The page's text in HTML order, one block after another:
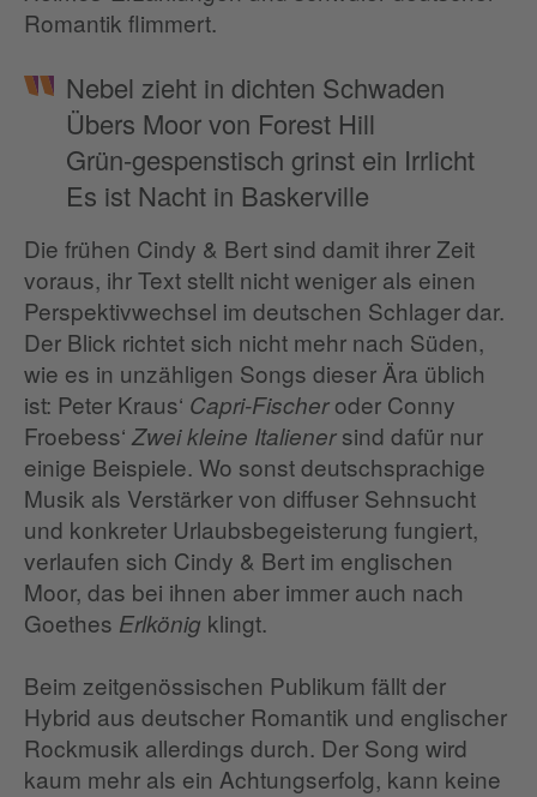
Romantik flimmert.
Nebel zieht in dichten Schwaden
Übers Moor von Forest Hill
Grün-gespenstisch grinst ein Irrlicht
Es ist Nacht in Baskerville
Die frühen Cindy & Bert sind damit ihrer Zeit
voraus, ihr Text stellt nicht weniger als einen
Perspektivwechsel im deutschen Schlager dar.
Der Blick richtet sich nicht mehr nach Süden,
wie es in unzähligen Songs dieser Ära üblich
ist: Peter Kraus‘ Capri-Fischeroder Conny
Froebess‘ Zwei kleine Italienersind dafür nur
einige Beispiele. Wo sonst deutschsprachige
Musik als Verstärker von diffuser Sehnsucht
und konkreter Urlaubsbegeisterung fungiert,
verlaufen sich Cindy & Bert im englischen
Moor, das bei ihnen aber immer auch nach
Goethes Erlkönig klingt.
Beim zeitgenössischen Publikum fällt der
Hybrid aus deutscher Romantik und englischer
Rockmusik allerdings durch. Der Song wird
kaum mehr als ein Achtungserfolg, kann keine